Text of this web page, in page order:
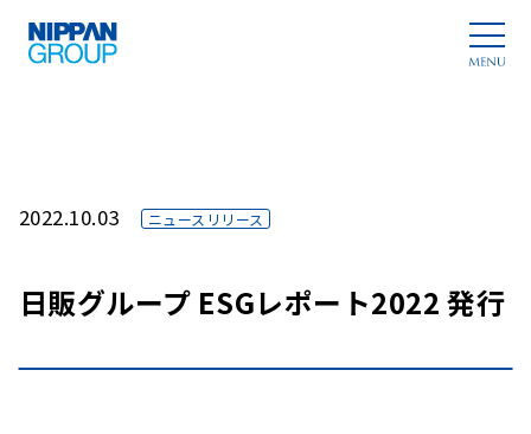
2022.10.03 ニュースリリース
日販グループ ESGレポート2022 発行